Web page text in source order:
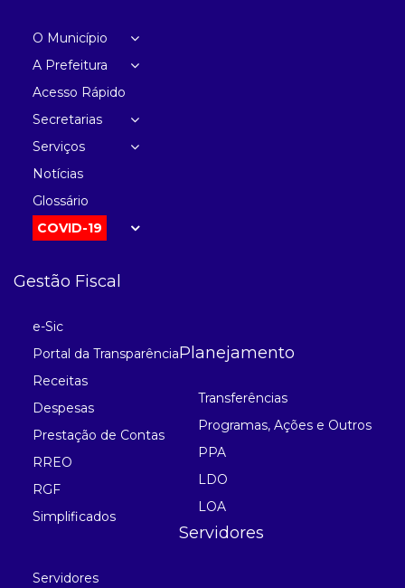
O Município
A Prefeitura
Acesso Rápido
Secretarias
Serviços
Notícias
Glossário
COVID-19
Gestão Fiscal
e-Sic
Portal da Transparência
Receitas
Despesas
Prestação de Contas
RREO
RGF
Simplificados
Planejamento
Transferências
Programas, Ações e Outros
PPA
LDO
LOA
Servidores
Servidores